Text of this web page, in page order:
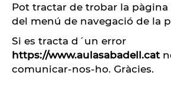
Pot tractar de trobar la pàgina
del menú de navegació de la
Si es tracta d´un error
https://www.aulasabadell.cat
comunicar-nos-ho. Gràcies.